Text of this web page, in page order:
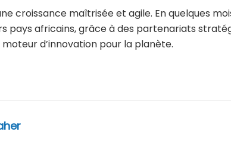
croissance maîtrisée et agile. En quelques
pays africains, grâce à des partenariats
d’innovation pour la planète.